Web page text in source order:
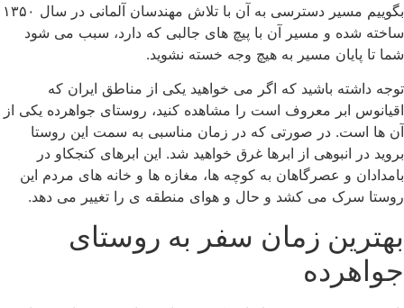
بگوییم مسیر دسترسی به آن با تلاش مهندسان آلمانی در سال ۱۳۵۰
ساخته شده و مسیر آن با پیچ های جالبی که دارد، سبب می شود
شما تا پایان مسیر به هیچ وجه خسته نشوید.
توجه داشته باشید که اگر می خواهید یکی از مناطق ایران که
اقیانوس ابر معروف است را مشاهده کنید، روستای جواهرده یکی از
آن ها است. در صورتی که در زمان مناسبی به سمت این روستا
بروید در انبوهی از ابرها غرق خواهید شد. این ابرهای کنجکاو در
بامدادان و عصرگاهان به کوچه ها، مغازه ها و خانه های مردم این
روستا سرک می کشد و حال و هوای منطقه ی را تغییر می دهد.
بهترین زمان سفر به روستای
جواهرده